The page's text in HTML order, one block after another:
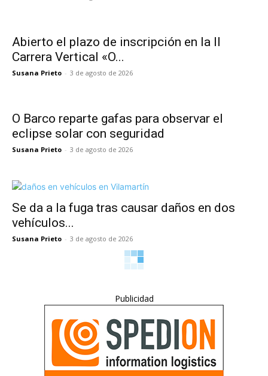
Abierto el plazo de inscripción en la II
Carrera Vertical «O...
Susana Prieto - 3 de agosto de 2026
O Barco reparte gafas para observar el
eclipse solar con seguridad
Susana Prieto - 3 de agosto de 2026
Se da a la fuga tras causar daños en dos
vehículos...
Susana Prieto - 3 de agosto de 2026
Publicidad